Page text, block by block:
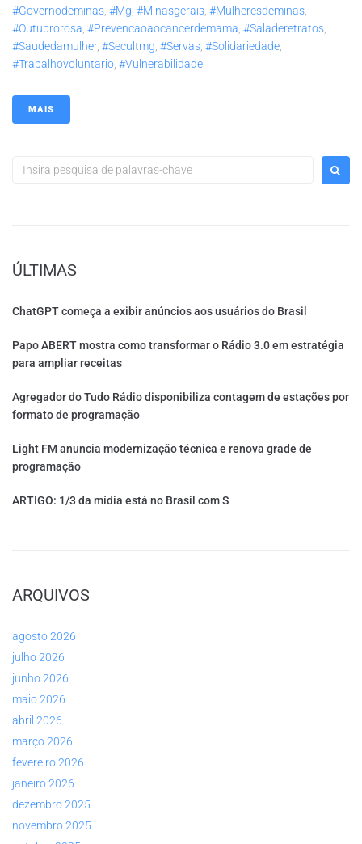
#governodeminas #mg #minasgerais #mulheresdeminas
#outubrorosa #prevencaoaocancerdemama #saladeretratos
#saudedamulher, #secultmg #servas #solidariedade
#trabalhovoluntario #vulnerabilidade
MAIS
ÚLTIMAS
ChatGPT começa a exibir anúncios aos usuários do Brasil
Papo ABERT mostra como transformar o Rádio 3.0 em estratégia
para ampliar receitas
Agregador do Tudo Rádio disponibiliza contagem de estações por
formato de programação
Light FM anuncia modernização técnica e renova grade de
programação
ARTIGO: 1/3 da mídia está no Brasil com S
ARQUIVOS
agosto 2026
julho 2026
junho 2026
maio 2026
abril 2026
março 2026
fevereiro 2026
janeiro 2026
dezembro 2025
novembro 2025